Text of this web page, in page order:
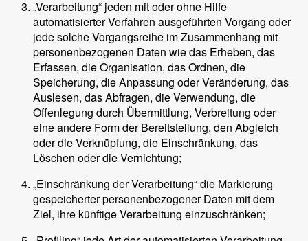
„Verarbeitung“ jeden mit oder ohne Hilfe
automatisierter Verfahren ausgeführten Vorgang oder
jede solche Vorgangsreihe im Zusammenhang mit
personenbezogenen Daten wie das Erheben, das
Erfassen, die Organisation, das Ordnen, die
Speicherung, die Anpassung oder Veränderung, das
Auslesen, das Abfragen, die Verwendung, die
Offenlegung durch Übermittlung, Verbreitung oder
eine andere Form der Bereitstellung, den Abgleich
oder die Verknüpfung, die Einschränkung, das
Löschen oder die Vernichtung;
„Einschränkung der Verarbeitung“ die Markierung
gespeicherter personenbezogener Daten mit dem
Ziel, ihre künftige Verarbeitung einzuschränken;